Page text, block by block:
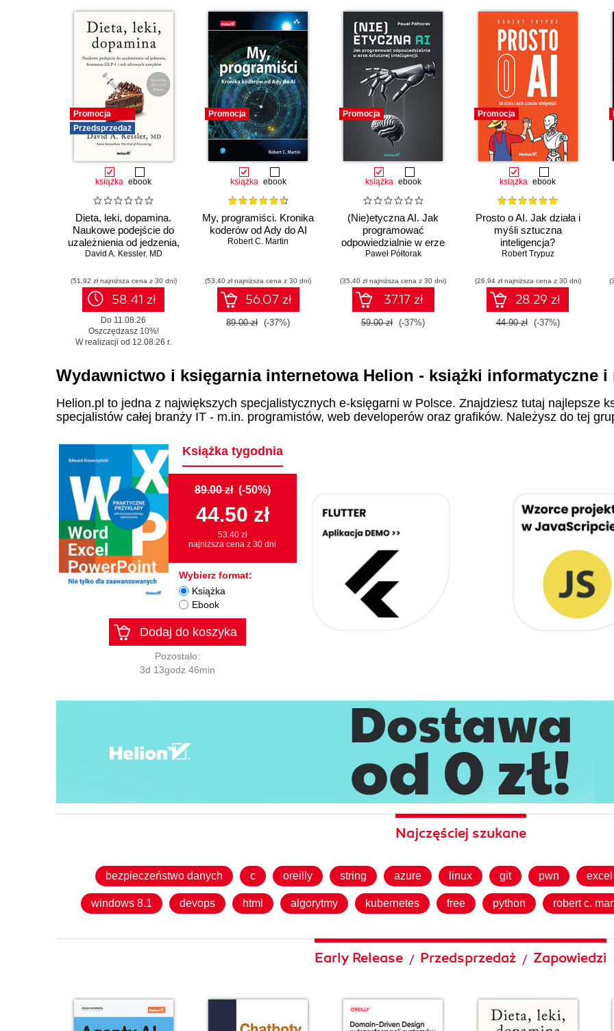
Promocja
Przedsprzedaż
książka ebook
Dieta, leki, dopamina.
Naukowe podejście do
uzależnienia od jedzenia,
fenomenu GLP-1 i roli
David A. Kessler, MD
(51,92 zł najniższa cena z 30 dni)
58.41 zł
Do 11.08.26
Oszczędzasz 10%!
W realizacji od 12.08.26 r.
Promocja
książka ebook
My, programiści. Kronika
koderów od Ady do AI
Robert C. Martin
(53,40 zł najniższa cena z 30 dni)
56.07 zł
89.00 zł (-37%)
Promocja
książka ebook
(Nie)etyczna AI. Jak
programować
odpowiedzialnie w erze
sztucznej inteligencji
Paweł Półtorak
(35,40 zł najniższa cena z 30 dni)
37.17 zł
59.00 zł (-37%)
Promocja
książka ebook
Prosto o AI. Jak działa i
myśli sztuczna
inteligencja?
Robert Trypuz
(26,94 zł najniższa cena z 30 dni)
28.29 zł
44.90 zł (-37%)
Wydawnictwo i księgarnia internetowa Helion - książki informatyczne
Helion.pl to jedna z największych specjalistycznych e-księgarni w Polsce. Znajdziesz tutaj najlepsze
specjalistów całej branży IT - m.in. programistów, web developerów oraz grafików. Należysz do tej
Książka tygodnia
89.00 zł (-50%)
44.50 zł
53.40 zł
najniższa cena z 30 dni
Wybierz format:
Książka
Ebook
Dodaj do koszyka
Pozostało:
3d 13godz 46min
Najczęściej szukane
bezpieczeństwo danych c oreilly string azure linux git pwn excel
windows 8.1 devops html algorytmy kubernetes free python robert c.
Early Release / Przedsprzedaż / Zapowiedzi